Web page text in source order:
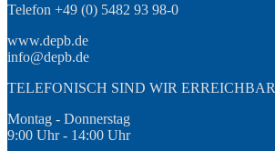
Telefon +49 (0) 5482 93 98-0
www.depb.de
info@depb.de
TELEFONISCH SIND WIR ERREICHBAR
Montag - Donnerstag
9:00 Uhr - 14:00 Uhr